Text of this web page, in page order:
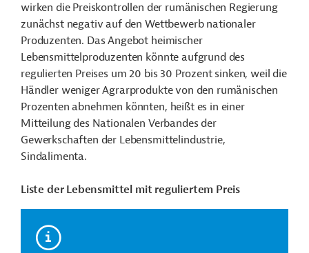
wirken die Preiskontrollen der rumänischen Regierung
zunächst negativ auf den Wettbewerb nationaler
Produzenten. Das Angebot heimischer
Lebensmittelproduzenten könnte aufgrund des
regulierten Preises um 20 bis 30 Prozent sinken, weil die
Händler weniger Agrarprodukte von den rumänischen
Prozenten abnehmen könnten, heißt es in einer
Mitteilung des Nationalen Verbandes der
Gewerkschaften der Lebensmittelindustrie,
Sindalimenta.
Liste der Lebensmittel mit reguliertem Preis